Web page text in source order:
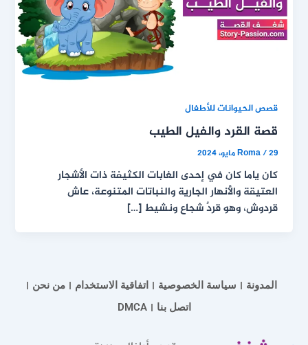
قصص الحيوانات للأطفال
قصة القرد والفيل الطيب
Roma/29 مايو، 2024
كان ياما كان في إحدى الغابات الكثيفة ذات الأشجار
العتيقة والأنهار الجارية والنباتات المتنوعة، عاش
قردوش، وهو قردٌ شجاع ونشيط […]
المدونة سياسة الخصوصية اتفاقية الاستخدام
من نحن
اتصل بنا
DMCA